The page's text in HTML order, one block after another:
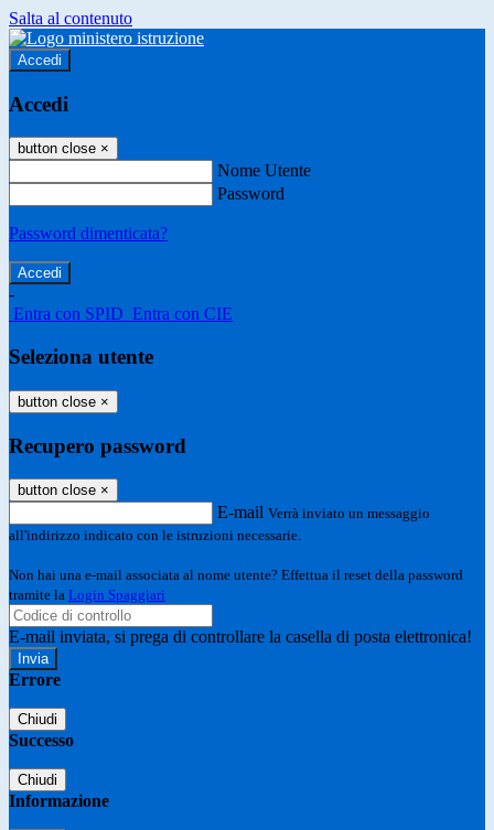
Salta al contenuto
Accedi
Accedi
button close ×
Nome Utente
Password
Password dimenticata?
-
Entra con SPID Entra con CIE
Seleziona utente
button close ×
Recupero password
button close ×
E-mail Verrà inviato un messaggio
all'indirizzo indicato con le istruzioni necessarie.
Non hai una e-mail associata al nome utente? Effettua il reset della password
tramite la Login Spaggiari
E-mail inviata, si prega di controllare la casella di posta elettronica!
Errore
Chiudi
Successo
Chiudi
Informazione